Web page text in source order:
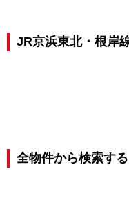
JR京浜東北・根岸
全物件から検索する